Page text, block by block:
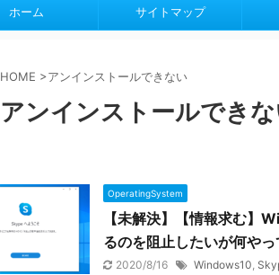
ホーム サイトマップ
HOME >アンインストールできない
アンインストールでき
OperatingSystem
【未解決】【情報求む】
るのを阻止したいが何やっ
2020/8/16 Windows10,